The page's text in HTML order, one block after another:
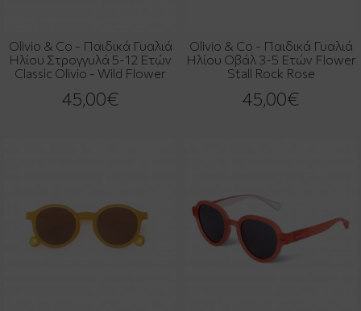
Olivio & Co - Παιδικά Γυαλιά
Ηλίου Στρογγυλά 5-12 Ετών
Classic Olivio - Wild Flower
45,00€
Olivio & Co - Παιδικά Γυαλιά
Ηλίου Οβάλ 3-5 Ετών Flower
Stall Rock Rose
45,00€